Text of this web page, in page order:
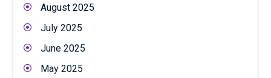
August 2025
July 2025
June 2025
May 2025